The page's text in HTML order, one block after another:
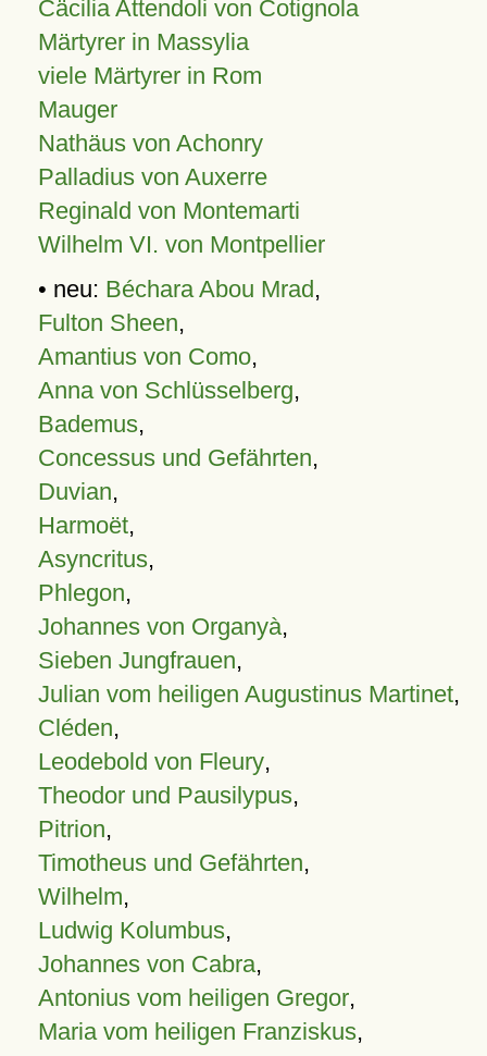
Cäcilia Attendoli von Cotignola
Märtyrer in Massylia
viele Märtyrer in Rom
Mauger
Nathäus von Achonry
Palladius von Auxerre
Reginald von Montemarti
Wilhelm VI. von Montpellier
• neu: Béchara Abou Mrad,
Fulton Sheen,
Amantius von Como,
Anna von Schlüsselberg,
Bademus,
Concessus und Gefährten,
Duvian,
Harmoët,
Asyncritus,
Phlegon,
Johannes von Organyà,
Sieben Jungfrauen,
Julian vom heiligen Augustinus Martinet,
Cléden,
Leodebold von Fleury,
Theodor und Pausilypus,
Pitrion,
Timotheus und Gefährten,
Wilhelm,
Ludwig Kolumbus,
Johannes von Cabra,
Antonius vom heiligen Gregor,
Maria vom heiligen Franziskus,